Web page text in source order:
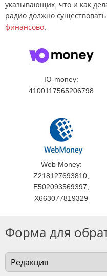
указывающих, что и как
радио должно
финансово.
Ю-money:
4100117565206798
Web Money:
Z218127693810,
E502093569397,
X663077819329
Форма для